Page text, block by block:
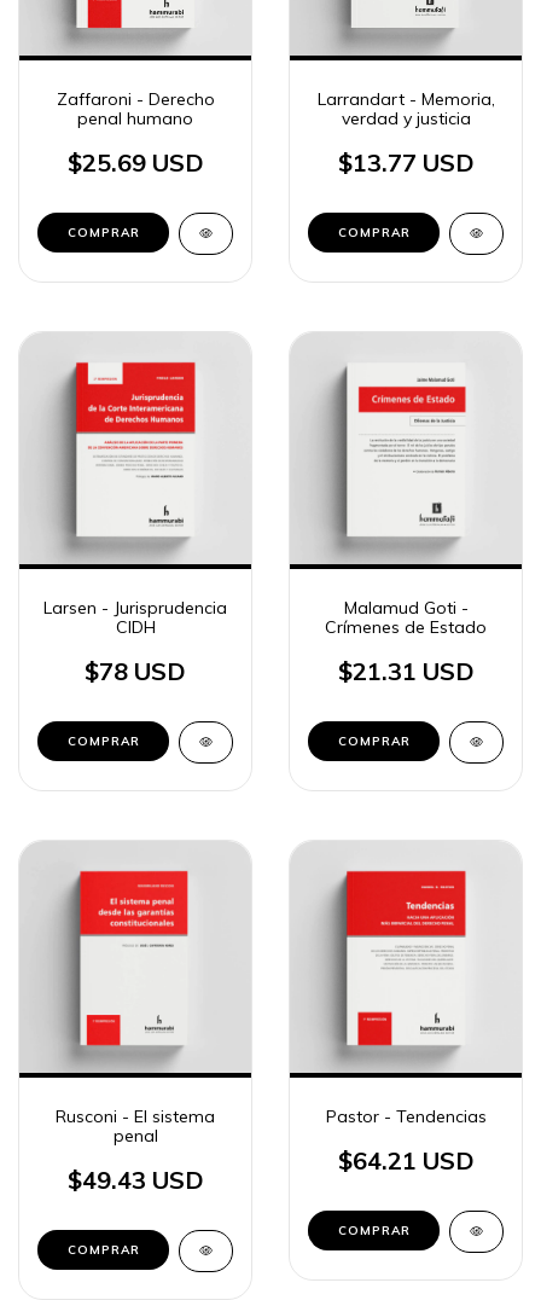
Zaffaroni - Derecho
penal humano
$25.69 USD
COMPRAR
Larrandart - Memoria,
verdad y justicia
$13.77 USD
COMPRAR
Larsen - Jurisprudencia
CIDH
$78 USD
COMPRAR
Malamud Goti -
Crímenes de Estado
$21.31 USD
COMPRAR
Rusconi - El sistema
penal
$49.43 USD
COMPRAR
Pastor - Tendencias
$64.21 USD
COMPRAR